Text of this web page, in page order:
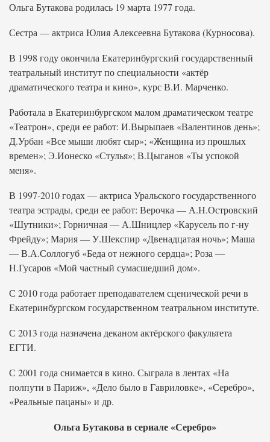
Ольга Бутакова родилась 19 марта 1977 года.
Сестра — актриса Юлия Алексеевна Бутакова (Курносова).
В 1998 году окончила Екатеринбургский государственный
театральный институт по специальности «актёр
драматического театра и кино», курс В.И. Марченко.
Работала в Екатеринбургском малом драматическом театре
«Театрон», среди ее работ: И.Вырыпаев «Валентинов день»;
Д.Урбан «Все мыши любят сыр»; «Женщина из прошлых
времен»; Э.Ионеско «Стулья»; В.Цыганов «Ты успокой
меня».
В 1997-2010 годах — актриса Уральского государственного
театра эстрады, среди ее работ: Верочка — А.Н.Островский
«Шутники»; Горничная — А.Шницлер «Карусель по г-ну
Фрейду»; Мария — У.Шекспир «Двенадцатая ночь»; Маша
— В.А.Соллогуб «Беда от нежного сердца»; Роза —
Н.Гусаров «Мой частный сумасшедший дом».
С 2010 года работает преподавателем сценической речи в
Екатеринбургском государственном театральном институте.
С 2013 года назначена деканом актёрского факультета
ЕГТИ.
С 2001 года снимается в кино. Сыграла в лентах «На
полпути в Париж», «Дело было в Гавриловке», «Серебро»,
«Реальные пацаны» и др.
Ольга Бутакова в сериале «Серебро»